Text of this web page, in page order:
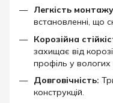
Легкість
встановленні, що
Корозійна
захищає від
профіль у вологих
Довговічність:
конструкцій.​